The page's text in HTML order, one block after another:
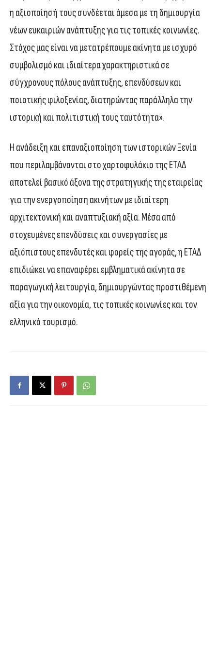
η αξιοποίησή τους συνδέεται άμεσα με τη δημιουργία
νέων ευκαιριών ανάπτυξης για τις τοπικές κοινωνίες.
Στόχος μας είναι να μετατρέπουμε ακίνητα με ισχυρό
συμβολισμό και ιδιαίτερα χαρακτηριστικά σε
σύγχρονους πόλους ανάπτυξης, επενδύσεων και
ποιοτικής φιλοξενίας, διατηρώντας παράλληλα την
ιστορική και πολιτιστική τους ταυτότητα».
Η ανάδειξη και επαναξιοποίηση των ιστορικών Ξενία
που περιλαμβάνονται στο χαρτοφυλάκιο της ΕΤΑΔ
αποτελεί βασικό άξονα της στρατηγικής της εταιρείας
για την ενεργοποίηση ακινήτων με ιδιαίτερη
αρχιτεκτονική και αναπτυξιακή αξία. Μέσα από
στοχευμένες επενδύσεις και συνεργασίες με
αξιόπιστους επενδυτές και φορείς της αγοράς, η ΕΤΑΔ
επιδιώκει να επαναφέρει εμβληματικά ακίνητα σε
παραγωγική λειτουργία, δημιουργώντας προστιθέμενη
αξία για την οικονομία, τις τοπικές κοινωνίες και τον
ελληνικό τουρισμό.